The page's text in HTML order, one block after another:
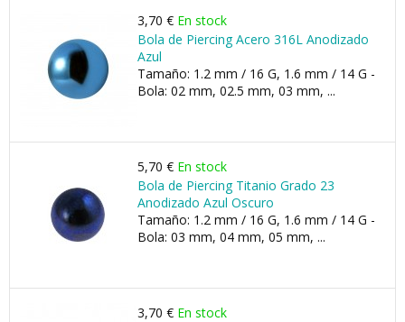
3,70 € En stock
Bola de Piercing Acero 316L Anodizado
Azul
Tamaño: 1.2 mm / 16 G, 1.6 mm / 14 G -
Bola: 02 mm, 02.5 mm, 03 mm, ...
5,70 € En stock
Bola de Piercing Titanio Grado 23
Anodizado Azul Oscuro
Tamaño: 1.2 mm / 16 G, 1.6 mm / 14 G -
Bola: 03 mm, 04 mm, 05 mm, ...
3,70 € En stock